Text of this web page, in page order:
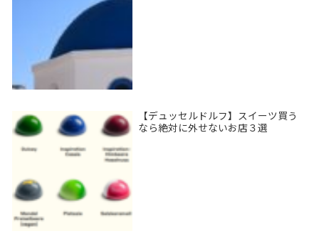
【デュッセルドルフ】スイーツ買う
なら絶対に外せないお店３選